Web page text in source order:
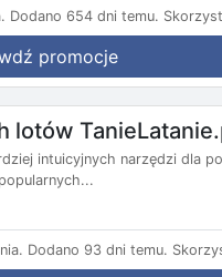
Dodano 654 dni temu.
promocje
lotów
intuicyjnych narzędzi dla
Dodano 93 dni temu.